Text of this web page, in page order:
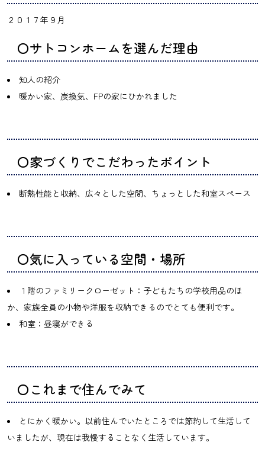
２０１７年９月
〇サトコンホームを選んだ理由
知人の紹介
暖かい家、炭換気、FPの家にひかれました
〇家づくりでこだわったポイント
断熱性能と収納、広々とした空間、ちょっとした和室スペース
〇気に入っている空間・場所
１階のファミリークローゼット：子どもたちの学校用品のほ
か、家族全員の小物や洋服を収納できるのでとても便利です。
和室：昼寝ができる
〇これまで住んでみて
とにかく暖かい。以前住んでいたところでは節約して生活して
いましたが、現在は我慢することなく生活しています。